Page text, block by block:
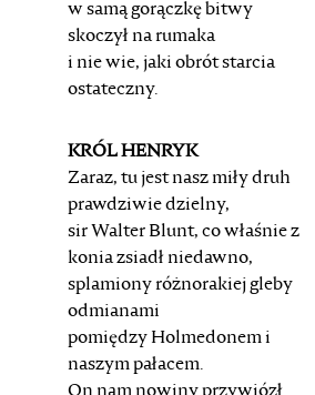
w samą gorączkę bitwy
skoczył na rumaka
i nie wie, jaki obrót starcia
ostateczny.
KRÓL HENRYK
Zaraz, tu jest nasz miły druh
prawdziwie dzielny,
sir Walter Blunt, co właśnie z
konia zsiadł niedawno,
splamiony różnorakiej gleby
odmianami
pomiędzy Holmedonem i
naszym pałacem.